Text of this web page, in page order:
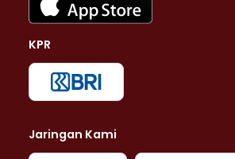
KPR
Jaringan Kami